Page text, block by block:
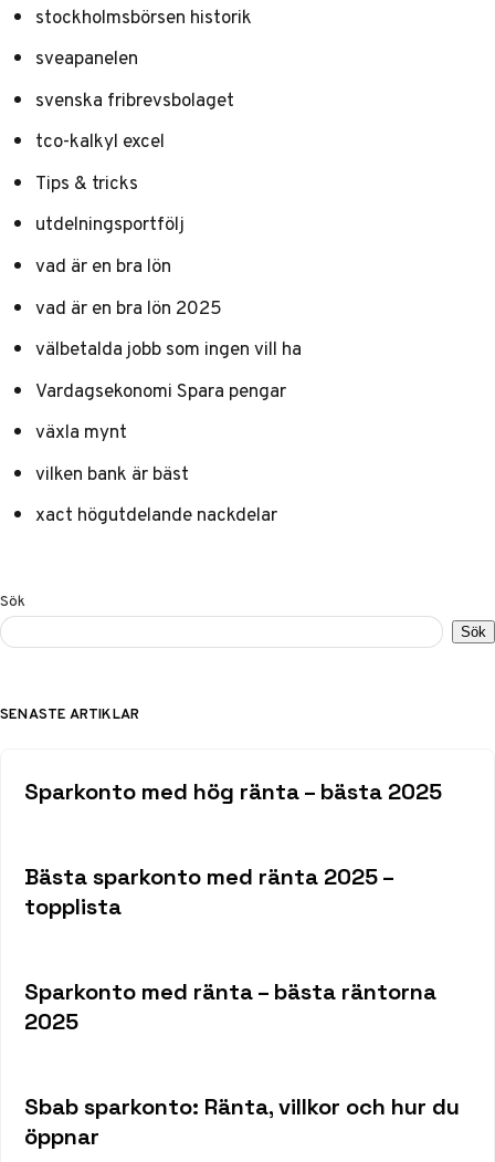
stockholmsbörsen historik
sveapanelen
svenska fribrevsbolaget
tco-kalkyl excel
Tips & tricks
utdelningsportfölj
vad är en bra lön
vad är en bra lön 2025
välbetalda jobb som ingen vill ha
Vardagsekonomi Spara pengar
växla mynt
vilken bank är bäst
xact högutdelande nackdelar
Sök
Sök
SENASTE ARTIKLAR
Sparkonto med hög ränta – bästa 2025
Bästa sparkonto med ränta 2025 –
topplista
Sparkonto med ränta – bästa räntorna
2025
Sbab sparkonto: Ränta, villkor och hur du
öppnar